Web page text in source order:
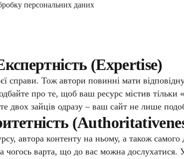
персональних даних
(Expertise)
Тож автори повинні мати
про те, щоб ваш ресурс містив тільки
двох зайців одразу – ваш сайт не лише
автора контенту на ньому, а також
чогось варта, що до вас можна